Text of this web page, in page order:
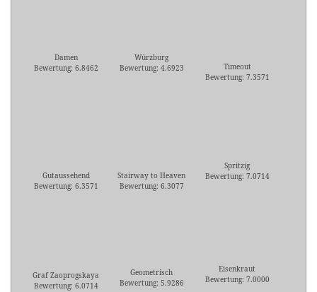
Damen
Bewertung: 6.8462
Würzburg
Bewertung: 4.6923
Timeout
Bewertung: 7.3571
Gutaussehend
Bewertung: 6.3571
Stairway to Heaven
Bewertung: 6.3077
Spritzig
Bewertung: 7.0714
Graf Zaoprogskaya
Bewertung: 6.0714
Geometrisch
Bewertung: 5.9286
Eisenkraut
Bewertung: 7.0000